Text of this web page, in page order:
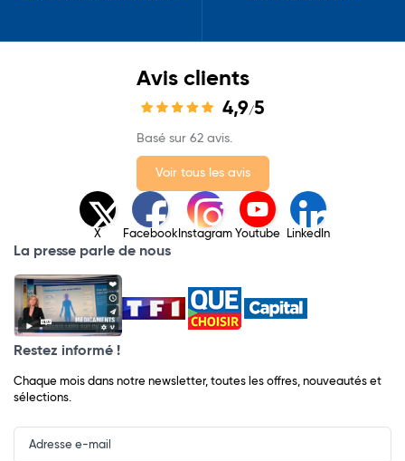
Avis clients
4,9/5
Basé sur 62 avis.
Voir tous les avis
X Facebook Instagram Youtube LinkedIn
La presse parle de nous
Restez informé !
Chaque mois dans notre newsletter, toutes les offres, nouveautés et
sélections.
Input
Newsletter